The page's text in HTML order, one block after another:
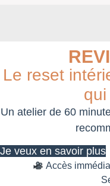
Le reset
qui
Un atelier de 60
Je veux en savoir plus
Accès